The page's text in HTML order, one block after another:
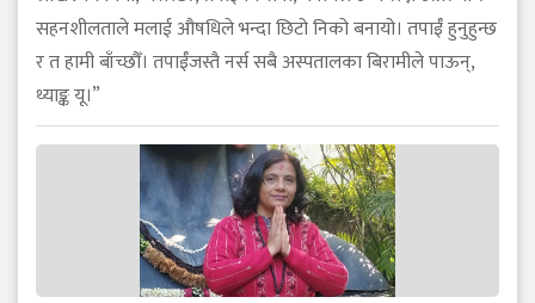
सहनशीलताले मलाई औषधिले भन्दा छिटो निको बनायो। तपाईँ हुनुहुन्छ
र त हामी बाँच्छौँ। तपाईँजस्तै नर्स सबै अस्पतालका बिरामीले पाऊन्,
थ्याङ्क यू।”